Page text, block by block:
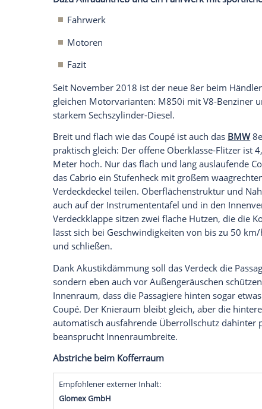
Dach auf, Sonne rein heißt es beim 8er ab
2+2-Sitzer beim Händler.
02.11.2018 - 00:01 Uhr
Seit November 2018 ist der neue 8er
M850i mit V8-Benziner und 530 PS
Dazu Allradantrieb und ein Fahrwerk
Fahrwerk
Motoren
Fazit
SeitNovember 2018 ist der neue 8er
gleichen Motorvarianten: M850i mit
starkemSechszylinder-Diesel.
Breit und flach wie dasCoupé ist auch
praktisch gleich: Der offene
Meterhoch. Nur das flach und lang
das Cabrio
ein Stufenheck mit großem
auch auf der Instrumententafel und in
Verdeckklappe sitzen zwei flache